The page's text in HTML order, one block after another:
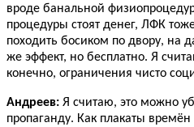
вроде банальной
процедуры стоят денег, ЛФК
походить босиком по двору, на
же эффект, но бесплатно. Я
конечно, ограничения чисто
Андреев: Я считаю, это можно
пропаганду. Как плакаты